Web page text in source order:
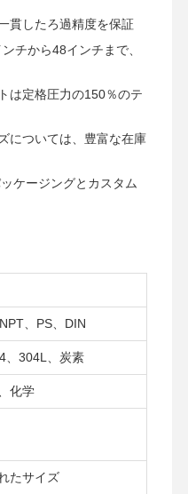
貫したろ過精度を保証
チから48インチまで、
は定格圧力の150％のテ
については、豊富な在庫
ケージングとカスタム
、PS、DIN
、304L、炭素
化学
たサイズ